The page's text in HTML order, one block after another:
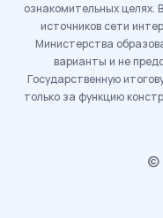
ознакомительных
источников сети
Министерства
варианты и не
Государственную
только за функцию
©